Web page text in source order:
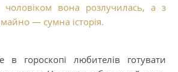
чоловіком вона розлучилась, а з
— сумна історія.
в гороскопі любителів готувати